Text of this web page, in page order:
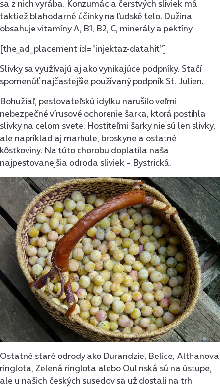
sa z nich vyrába. Konzumácia čerstvých sliviek má
taktiež blahodarné účinky na ľudské telo. Dužina
obsahuje vitamíny A, B1, B2, C, minerály a pektíny.
[the_ad_placement id=”injektaz-datahit”]
Slivky sa využívajú aj ako vynikajúce podpníky. Stačí
spomenúť najčastejšie používaný podpník St. Julien.
Bohužiaľ, pestovateľskú idylku narušilo veľmi
nebezpečné vírusové ochorenie šarka, ktorá postihla
slivky na celom svete. Hostiteľmi šarky nie sú len slivky,
ale napríklad aj marhule, broskyne a ostatné
kôstkoviny. Na túto chorobu doplatila naša
najpestovanejšia odroda sliviek – Bystrická.
Ostatné staré odrody ako Durandzie, Belice, Althanova
ringlota, Zelená ringlota alebo Oulinská sú na ústupe,
ale u našich českých susedov sa už dostali na trh.